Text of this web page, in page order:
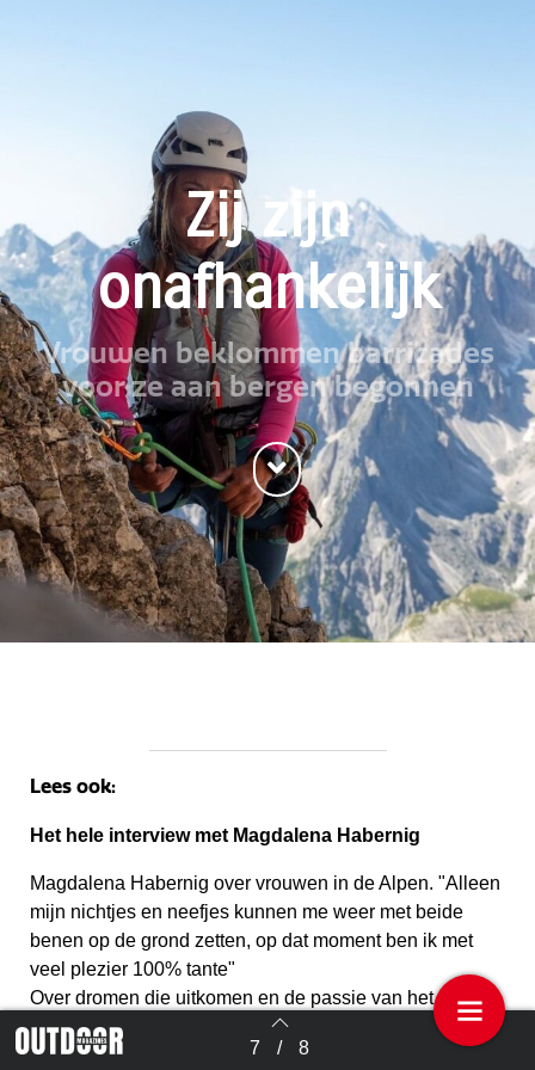
Terug naar overzicht 7 / 8
Zij zijn
onafhankelijk
Vrouwen beklommen barricades
voor ze aan bergen begonnen
Lees ook:
Het hele interview met Magdalena Habernig
Magdalena Habernig over vrouwen in de Alpen. "Alleen
mijn nichtjes en neefjes kunnen me weer met beide
benen op de grond zetten, op dat moment ben ik met
veel plezier 100% tante"
Over dromen die uitkomen en de passie van het gidsen,
over vrouwelijke klimmers en gidsen in de Alpen en de
bergwereld om hen heen en over het beklimmen van